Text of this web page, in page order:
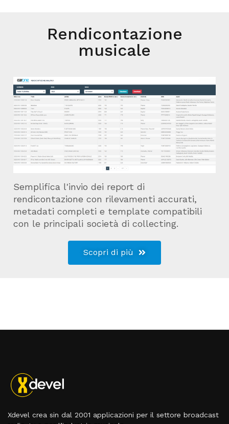
Rendicontazione
musicale
Semplifica l'invio dei report di
rendicontazione con rilevamenti accurati,
metadati completi e template compatibili
con le principali società di collecting.
Scopri di più
Xdevel crea sin dal 2001 applicazioni per il settore broadcast